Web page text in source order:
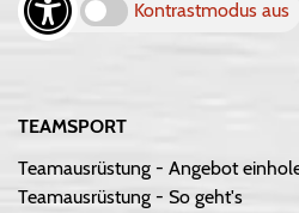
Kontrastmodus aus
TEAMSPORT
Teamausrüstung - Angebot
Teamausrüstung - So geht's